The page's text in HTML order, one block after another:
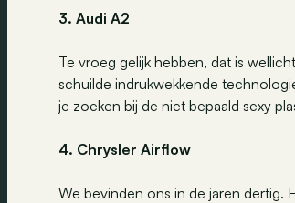
3. Audi A2
Te vroeg gelijk hebben, dat is
schuilde indrukwekkende
je zoeken bij de niet bepaald sexy
4. Chrysler Airflow
We bevinden ons in de jaren dertig.